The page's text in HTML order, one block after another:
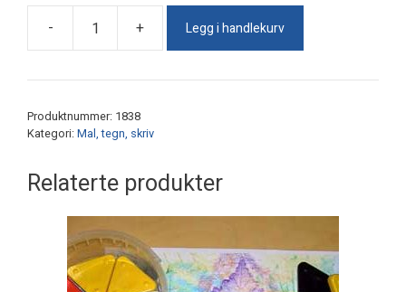
-
Blyantspisser
antall
+ Legg i handlekurv
Produktnummer: 1838
Kategori: Mal, tegn, skriv
Relaterte produkter